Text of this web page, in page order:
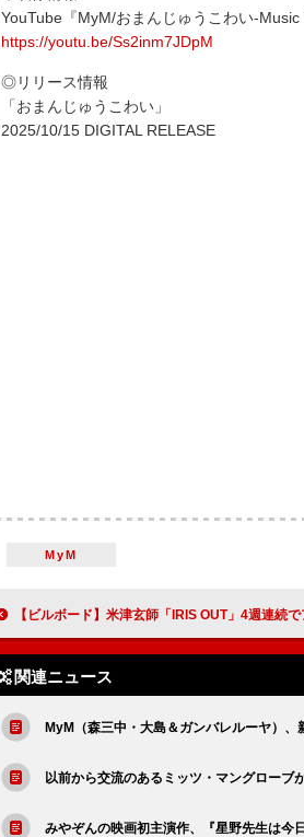
YouTube『MyM/おまんじゅうこわい-Music
https://youtu.be/Ss2inm7JDpM
◎リリース情報
「おまんじゅうこわい」
2025/10/15 DIGITAL RELEASE
MyM
【ビルボード】米津玄師「IRIS OUT」4週連続でアニメ首位 BE:FIRST／スピッツ
関連ニュース
MyM（森三中・大島＆ガンバレルーヤ）
以前から交流のあるミッツ・マングローブ
みやぞんの映画初主演作、『星野先生は今